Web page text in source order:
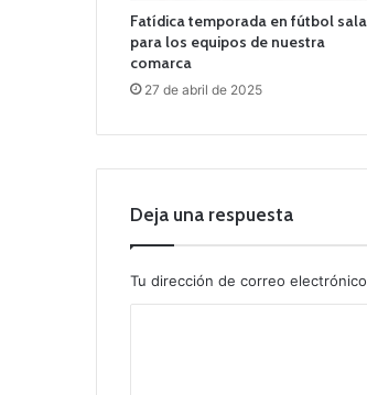
Fatídica temporada en fútbol sala
para los equipos de nuestra
comarca
27 de abril de 2025
Deja una respuesta
Tu dirección de correo